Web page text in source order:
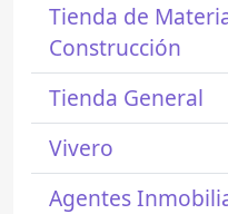
Tienda de
Construcción
Tienda General
Vivero
Agentes